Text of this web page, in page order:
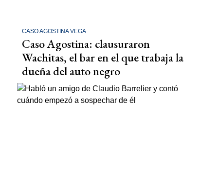
CASO AGOSTINA VEGA
Caso Agostina: clausuraron
Wachitas, el bar en el que trabaja la
dueña del auto negro